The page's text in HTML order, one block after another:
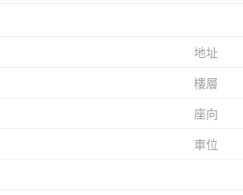
地址
樓層
座向
車位